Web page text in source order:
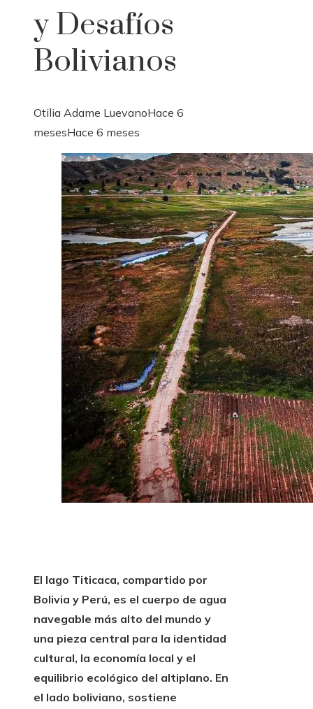
y Desafíos
Bolivianos
Otilia Adame LuevanoHace 6
mesesHace 6 meses
El lago Titicaca, compartido por
Bolivia y Perú, es el cuerpo de agua
navegable más alto del mundo y
una pieza central para la identidad
cultural, la economía local y el
equilibrio ecológico del altiplano. En
el lado boliviano, sostiene